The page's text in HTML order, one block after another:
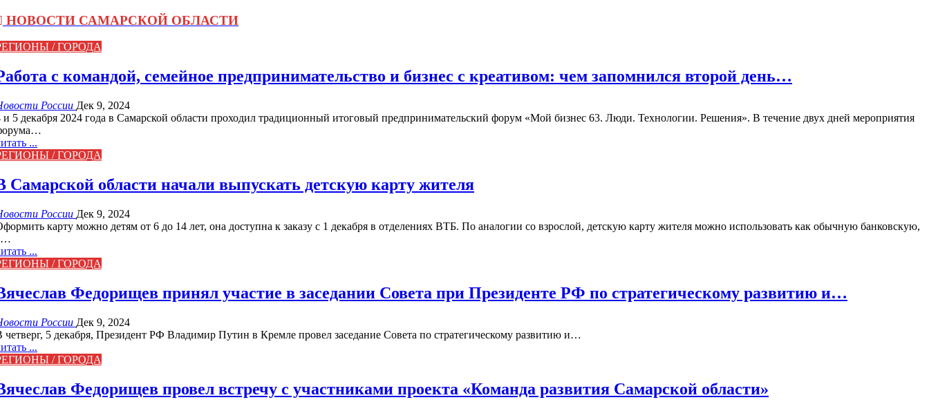
НОВОСТИ САМАРСКОЙ ОБЛАСТИ
/ ГОРОДА
с командой, семейное предпринимательство и бизнес с креативом: чем запомнился второй день…
России Дек 9, 2024
и 5 декабря 2024 года в Самарской области проходил традиционный итоговый предпринимательский форум «Мой бизнес 63. Люди. Технологии. Решения». В течение двух дней мероприятия
...
/ ГОРОДА
Самарской области начали выпускать детскую карту жителя
России Дек 9, 2024
карту можно детям от 6 до 14 лет, она доступна к заказу с 1 декабря в отделениях ВТБ. По аналогии со взрослой, детскую карту жителя можно использовать как обычную банковскую,
...
/ ГОРОДА
Федорищев принял участие в заседании Совета при Президенте РФ по стратегическому развитию и…
России Дек 9, 2024
четверг, 5 декабря, Президент РФ Владимир Путин в Кремле провел заседание Совета по стратегическому развитию и…
...
/ ГОРОДА
Федорищев провел встречу с участниками проекта «Команда развития Самарской области»